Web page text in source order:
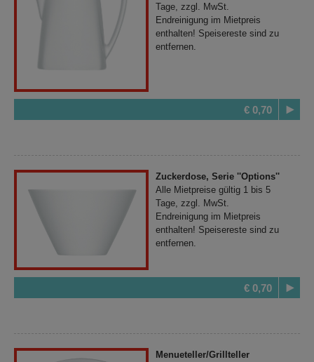
Tage, zzgl. MwSt.
Endreinigung im Mietpreis
enthalten! Speisereste sind zu
entfernen.
€ 0,70
Zuckerdose, Serie ''Options''
Alle Mietpreise gültig 1 bis 5
Tage, zzgl. MwSt.
Endreinigung im Mietpreis
enthalten! Speisereste sind zu
entfernen.
€ 0,70
Menueteller/Grillteller